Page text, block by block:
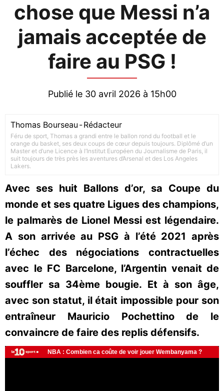
chose que Messi n’a
jamais acceptée de
faire au PSG !
Publié le 30 avril 2026 à 15h00
Thomas Bourseau -Rédacteur
Féru de sport, Thomas a grandi entre le ballon rond du football et le
orange du basket, ses deux coups de cœur depuis toujours. Diplômé d’un
Master et d’une Licence à l’Institut Européen du Journalisme de Paris, il
suit toujours de très près les aventures d’Arsenal et des Los Angeles
Lakers.
Avec ses huit Ballons d’or, sa Coupe du
monde et ses quatre Ligues des champions,
le palmarès de Lionel Messi est légendaire.
A son arrivée au PSG à l’été 2021 après
l’échec des négociations contractuelles
avec le FC Barcelone, l’Argentin venait de
souffler sa 34ème bougie. Et à son âge,
avec son statut, il était impossible pour son
entraîneur Mauricio Pochettino de le
convaincre de faire des replis défensifs.